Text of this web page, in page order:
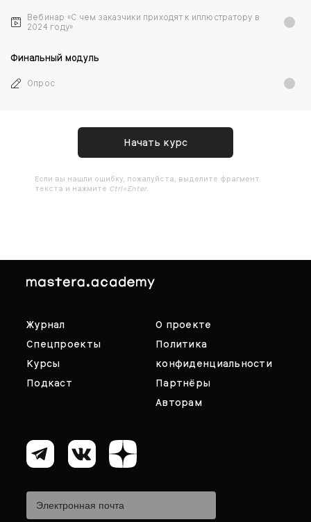
Вебинар «С чем заказчики приходят к иллюстратору в
2024 году»
Финальный модуль
Опрос
Начать курс
Ecли вы нашли ошибку, пожалуйста, выделите фрагмент
текста и нажмите Ctrl+Enter.
Журнал
Спецпроекты
Курсы
Подкаст
О проекте
Политика
конфиденциальности
Партнёры
Авторам